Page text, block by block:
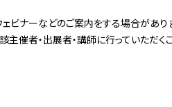
ビナーなどのご案内をする場合があり
催者・出展者・講師に行っていただく